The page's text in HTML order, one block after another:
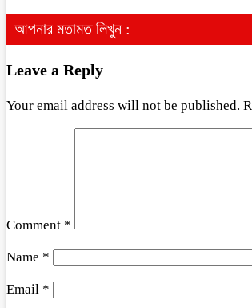
আপনার মতামত লিখুন :
Leave a Reply
Your email address will not be published.
Comment *
Name *
Email *